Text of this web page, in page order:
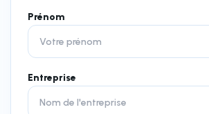
Prénom
Entreprise